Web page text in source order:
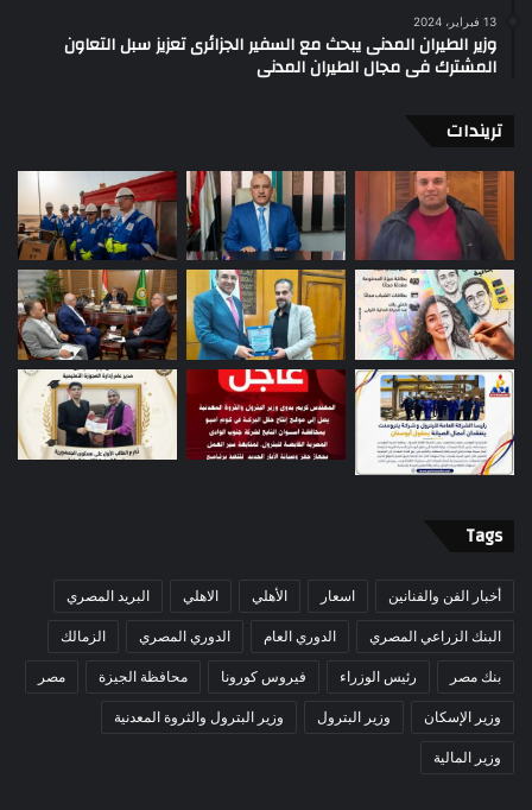
13 فبراير، 2024
وزير الطيران المدنى يبحث مع السفير الجزائرى تعزيز سبل التعاون
المشترك فى مجال الطيران المدنى
تريندات
Tags
أخبار الفن والفنانين اسعار الأهلي الاهلي البريد المصري
البنك الزراعي المصري الدوري العام الدوري المصري الزمالك
بنك مصر رئيس الوزراء فيروس كورونا محافظة الجيزة مصر
وزير الإسكان وزير البترول وزير البترول والثروة المعدنية
وزير المالية